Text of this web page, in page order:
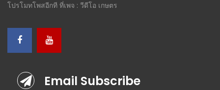
โปรโมทโพสอีกที ที่เพจ : วีดีโอ เกษตร
Email Subscribe